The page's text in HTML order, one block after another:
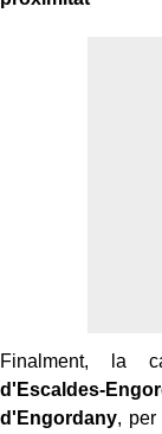
Finalment, la
d'Escaldes-
d'Engordany, per